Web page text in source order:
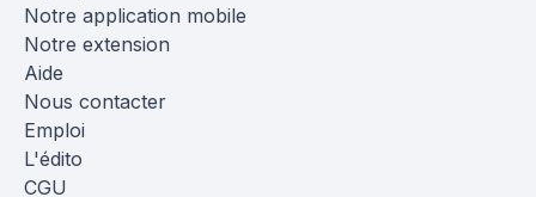
Notre application mobile
Notre extension
Aide
Nous contacter
Emploi
L'édito
CGU